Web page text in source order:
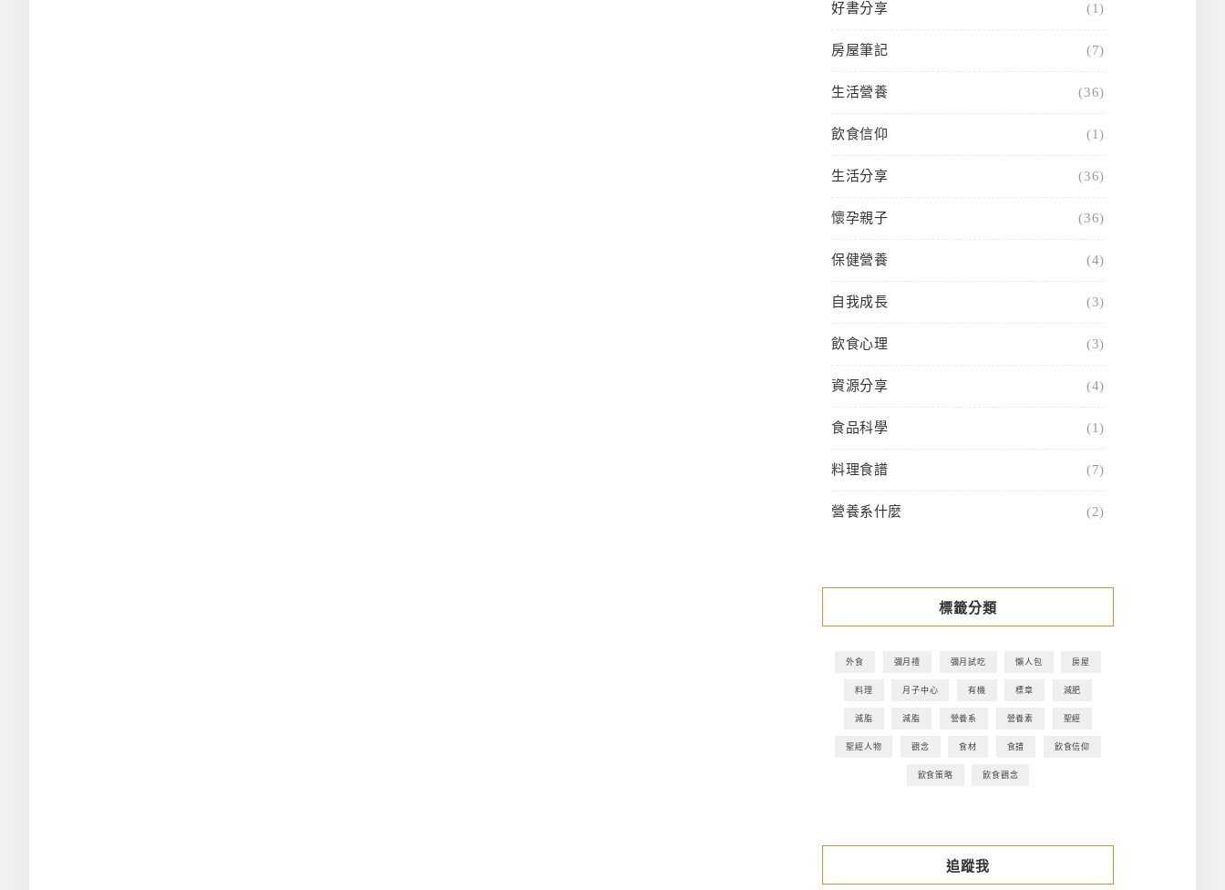
好書分享 (1)
房屋筆記 (7)
生活營養 (36)
飲食信仰 (1)
生活分享 (36)
懷孕親子 (36)
保健營養 (4)
自我成長 (3)
飲食心理 (3)
資源分享 (4)
食品科學 (1)
料理食譜 (7)
營養系什麼 (2)
標籤分類
外食 彌月禮 彌月試吃 懶人包 房屋
料理 月子中心 有機 標章 減肥
減脂 減脂 營養系 營養素 聖經
聖經人物 觀念 食材 食譜 飲食信仰
飲食策略 飲食觀念
追蹤我